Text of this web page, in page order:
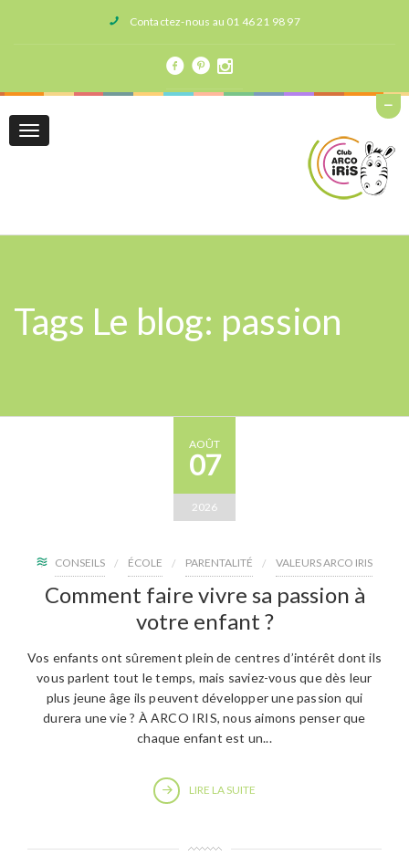
Contactez-nous au 01 46 21 98 97
Tags Le blog: passion
AOÛT
07
2026
CONSEILS ÉCOLE PARENTALITÉ VALEURS ARCO IRIS
Comment faire vivre sa passion à
votre enfant ?
Vos enfants ont sûrement plein de centres d’intérêt dont ils
vous parlent tout le temps, mais saviez-vous que dès leur
plus jeune âge ils peuvent développer une passion qui
durera une vie ? À ARCO IRIS, nous aimons penser que
chaque enfant est un...
LIRE LA SUITE